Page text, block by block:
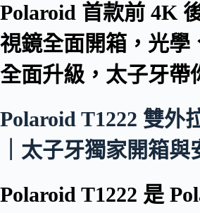
Polaroid 首款前 4K
視鏡全面開箱，光學
全面升級，太子牙帶
Polaroid T1222 雙外
｜太子牙獨家開箱與
Polaroid T1222 是